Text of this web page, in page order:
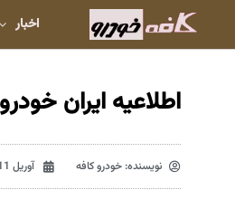
اخبار
اطلاعیه ایران
نویسنده: خودرو کافه آوریل 11, 2020